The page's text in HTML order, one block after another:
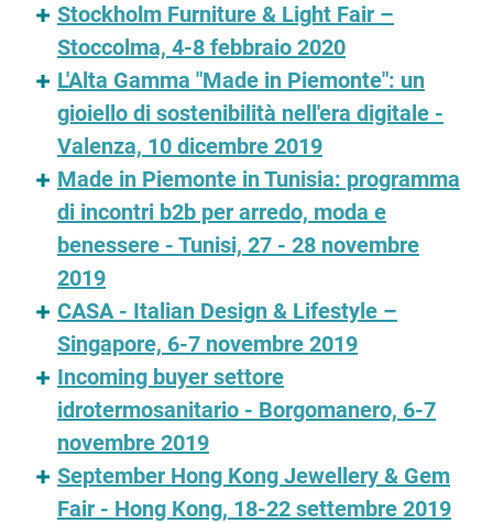
Stockholm Furniture & Light Fair –
Stoccolma, 4-8 febbraio 2020
L'Alta Gamma "Made in Piemonte": un
gioiello di sostenibilità nell'era digitale -
Valenza, 10 dicembre 2019
Made in Piemonte in Tunisia: programma
di incontri b2b per arredo, moda e
benessere - Tunisi, 27 - 28 novembre
2019
CASA - Italian Design & Lifestyle –
Singapore, 6-7 novembre 2019
Incoming buyer settore
idrotermosanitario - Borgomanero, 6-7
novembre 2019
September Hong Kong Jewellery & Gem
Fair - Hong Kong, 18-22 settembre 2019